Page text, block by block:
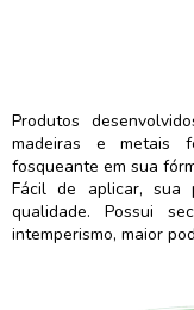
Produtos
madeiras e metais
fosqueante em sua
Fácil de aplicar, sua
qualidade. Possui
intemperismo, maior